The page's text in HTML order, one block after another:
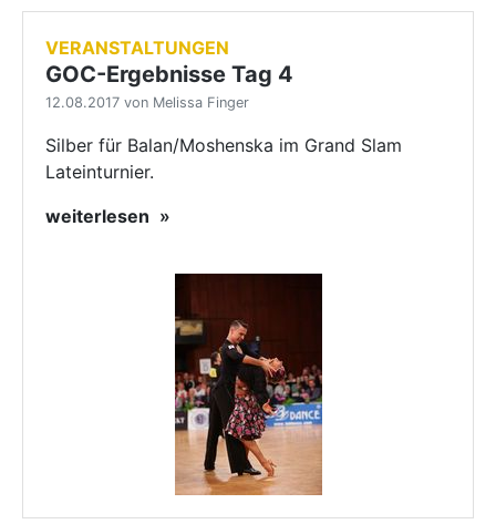
VERANSTALTUNGEN
GOC-Ergebnisse Tag 4
12.08.2017 von Melissa Finger
Silber für Balan/Moshenska im Grand Slam
Lateinturnier.
weiterlesen